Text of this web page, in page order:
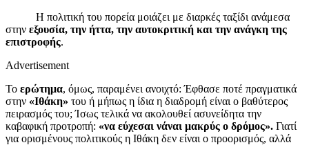
Η πολιτική του πορεία μοιάζει με διαρκές ταξίδι ανάμεσα
στην εξουσία, την ήττα, την αυτοκριτική και την ανάγκη της
επιστροφής.
Advertisement
Το ερώτημα, όμως, παραμένει ανοιχτό: Έφθασε ποτέ πραγματικά
στην «Ιθάκη» του ή μήπως η ίδια η διαδρομή είναι ο βαθύτερος
πειρασμός του; Ίσως τελικά να ακολουθεί ασυνείδητα την
καβαφική προτροπή: «να εύχεσαι νάναι μακρύς ο δρόμος». Γιατί
για ορισμένους πολιτικούς η Ιθάκη δεν είναι ο προορισμός, αλλά